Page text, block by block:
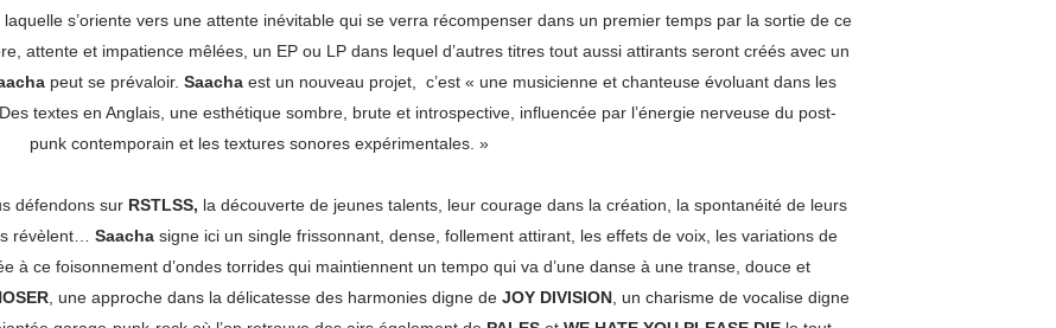
s’oriente vers une attente inévitable qui se verra récompenser dans un premier temps par la sortie de ce
attente et impatience mêlées, un EP ou LP dans lequel d’autres titres tout aussi attirants seront créés avec un
peut se prévaloir. Saacha est un nouveau projet, c’est « une musicienne et chanteuse évoluant dans les
textes en Anglais, une esthétique sombre, brute et introspective, influencée par l’énergie nerveuse du post-
punk contemporain et les textures sonores expérimentales. »
défendons sur RSTLSS, la découverte de jeunes talents, leur courage dans la création, la spontanéité de leurs
révèlent… Saachasigne ici un single frissonnant, dense, follement attirant, les effets de voix, les variations de
à ce foisonnement d’ondes torrides qui maintiennent un tempo qui va d’une danse à une transe, douce et
, une approche dans la délicatesse des harmonies digne de JOY DIVISION , un charisme de vocalise digne